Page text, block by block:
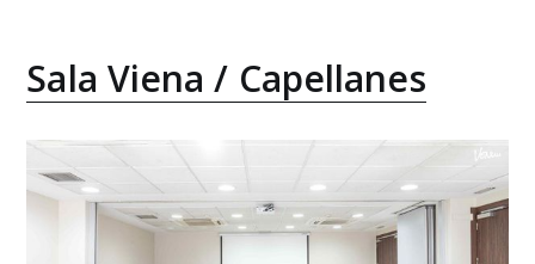
Sala Viena / Capellanes